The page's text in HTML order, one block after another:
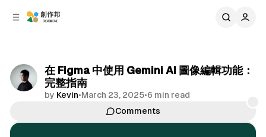
在 Figma 中使用 Gemini AI 圖像編輯功能：
完整指南
by Kevin•March 23, 2025•6 min read
Comments